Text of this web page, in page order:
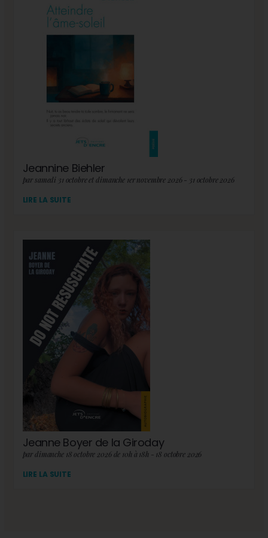
Jeannine Biehler
par samedi 31 octobre et dimanche 1er novembre 2026 - 31 octobre 2026
LIRE LA SUITE
Jeanne Boyer de la Giroday
par dimanche 18 octobre 2026 de 10h à 18h - 18 octobre 2026
LIRE LA SUITE